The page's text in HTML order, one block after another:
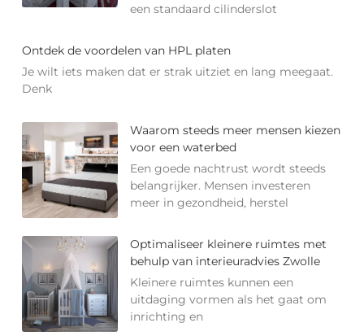
een standaard cilinderslot
Ontdek de voordelen van HPL platen
Je wilt iets maken dat er strak uitziet en lang meegaat.
Denk
Waarom steeds meer mensen kiezen
voor een waterbed
Een goede nachtrust wordt steeds
belangrijker. Mensen investeren
meer in gezondheid, herstel
Optimaliseer kleinere ruimtes met
behulp van interieuradvies Zwolle
Kleinere ruimtes kunnen een
uitdaging vormen als het gaat om
inrichting en